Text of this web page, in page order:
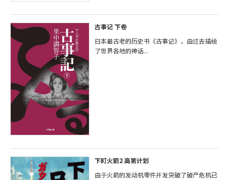
古事记 下卷
日本最古老的历史书《古事记》，由过去描绘
了世界各地的神话...
下町火箭2 高第计划
由于火箭的发动机零件开发突破了破产危机已